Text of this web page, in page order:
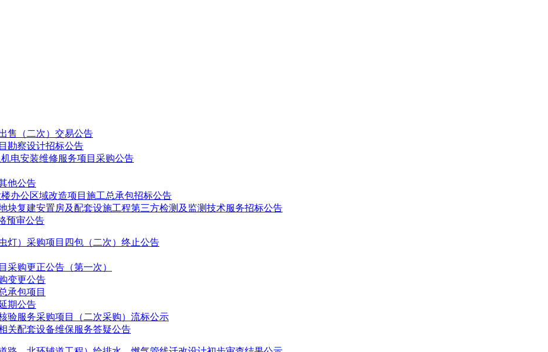
售（二次）交易公告
勘察设计招标公告
机电安装维修服务项目采购公告
他公告
办公区域改造项目施工总承包招标公告
复建安置房及配套设施工程第三方检测及监测技术服务招标公告
预审公告
灯）采购项目四包（二次）终止公告
采购更正公告（第一次）
变更公告
承包项目
期公告
验服务采购项目（二次采购）流标公示
关配套设备维保服务答疑公告